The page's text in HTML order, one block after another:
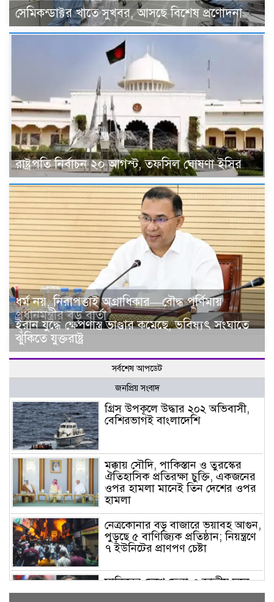
সেমিকন্ডাক্টর খাতে সুখবর, আসছে বিশেষ প্রণোদনা
রাষ্ট্রপতি নির্বাচন ২০ আগস্ট, তফসিল ঘোষণা ইসির
ধর্ম নয়, নিরাপত্তাই অগ্রাধিকার—বৌদ্ধ পূর্ণিমায়
প্রধানমন্ত্রীর বড় বার্তা
ইরান যুদ্ধে ক্ষেপণাস্ত্র ভাণ্ডার কমেছে, ভবিষ্যৎ সংঘাতে
ঝুঁকিতে যুক্তরাষ্ট্র
সর্বশেষ আপডেট
জনপ্রিয় সংবাদ
গ্রিস উপকূলে উদ্ধার ২০২ অভিবাসী,
বেশিরভাগই বাংলাদেশি
মক্কায় সৌদি, পাকিস্তান ও তুরস্কের
ঐতিহাসিক প্রতিরক্ষা চুক্তি, একজনের
ওপর হামলা মানেই তিন দেশের ওপর
হামলা
নেত্রকোনার বড় বাজারে ভয়াবহ আগুন,
পুড়ছে ৫ বাণিজ্যিক প্রতিষ্ঠান; নিয়ন্ত্রণে
৭ ইউনিটের প্রাণপণ চেষ্টা
সাকিবের দেশে ফেরা ও জাতীয় দলে
ফেরার সম্ভাবনা নেই, ইঙ্গিত ক্রীড়া